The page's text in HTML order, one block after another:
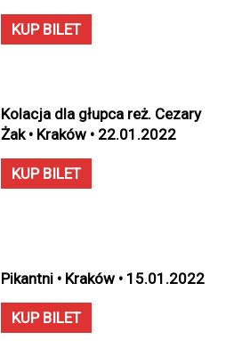
KUP BILET
Kolacja dla głupca reż. Cezary
Żak • Kraków • 22.01.2022
KUP BILET
Pikantni • Kraków • 15.01.2022
KUP BILET